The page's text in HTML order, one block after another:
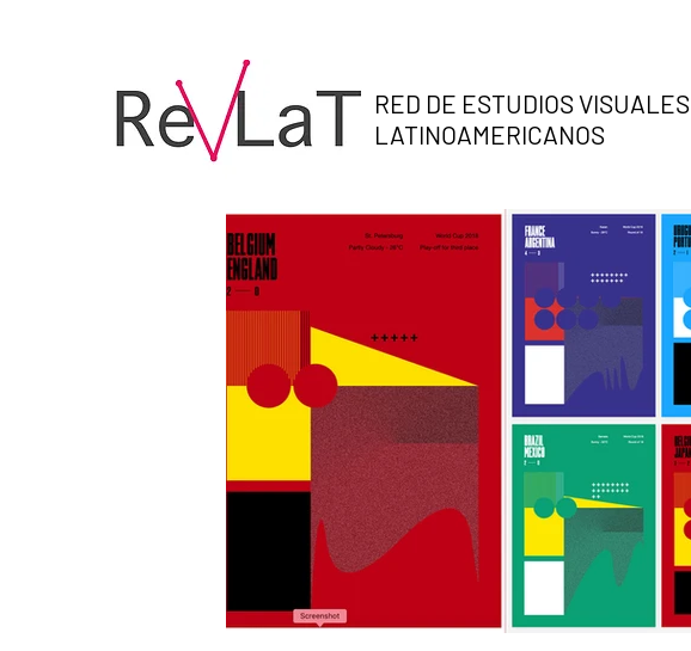
RED DE ESTUDIOS VISUALES
LATINOAMERICANOS